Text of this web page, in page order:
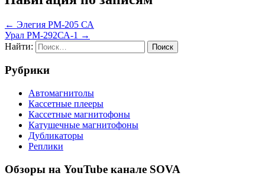
← Элегия РМ-205 СА
Урал РМ-292СА-1 →
Найти:
Рубрики
Автомагнитолы
Кассетные плееры
Кассетные магнитофоны
Катушечные магнитофоны
Дубликаторы
Реплики
Обзоры на YouTube канале SOVA